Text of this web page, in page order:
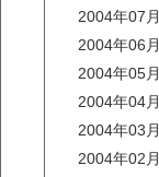
2004年07月
2004年06月
2004年05月
2004年04月
2004年03月
2004年02月